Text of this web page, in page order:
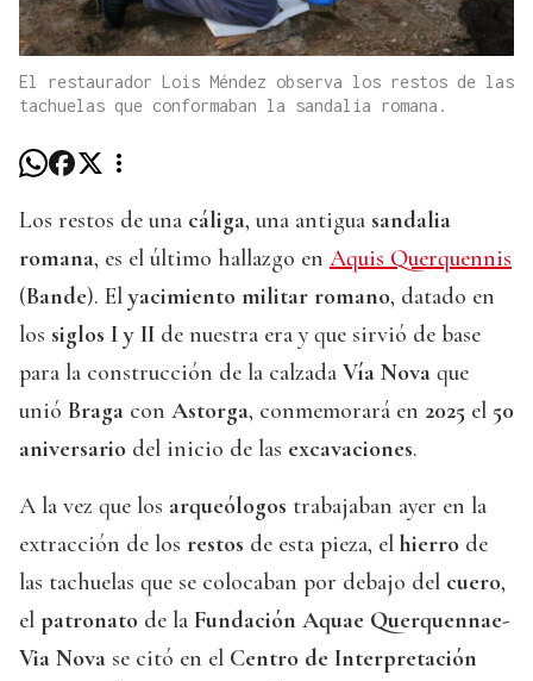
El restaurador Lois Méndez observa los restos de las
tachuelas que conformaban la sandalia romana.
Los restos de una cáliga, una antigua sandalia
romana, es el último hallazgo en Aquis Querquennis
(Bande). Elyacimiento militar romano, datado en
los siglos I y II de nuestra era y que sirvió de base
para la construcción de la calzada Vía Nova que
unió Braga con Astorga, conmemorará en 2025 el 50
aniversario del inicio de las excavaciones.
A la vez que los arqueólogos trabajaban ayer en la
extracción de los restos de esta pieza, el hierro de
las tachuelas que se colocaban por debajo del cuero,
el patronato de la Fundación Aquae Querquennae-
Via Nova se citó en el Centro de Interpretación